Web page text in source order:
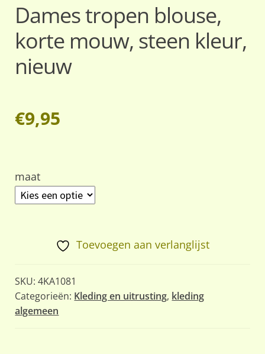
Dames tropen blouse,
korte mouw, steen kleur,
nieuw
€9,95
maat
Toevoegen aan verlanglijst
SKU:4KA1081
Categorieën: Kleding en uitrusting, kleding
algemeen